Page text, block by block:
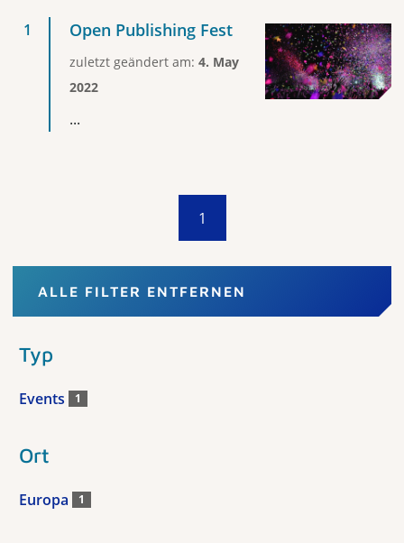
Open Publishing Fest
zuletzt geändert am: 4. May
2022
...
1
ALLE FILTER ENTFERNEN
Typ
Events 1
Ort
Europa 1